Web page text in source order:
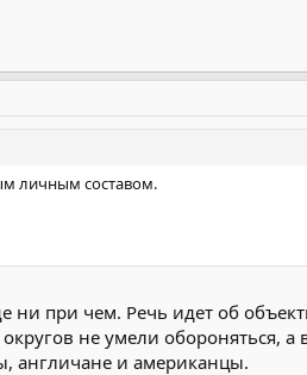
личным составом.
ни при чем. Речь идет об
не умели обороняться, а
англичане и американцы.